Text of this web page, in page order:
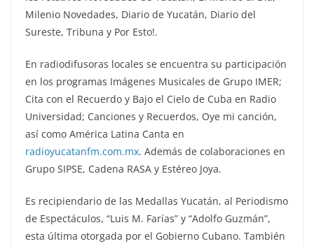
Milenio Novedades, Diario de Yucatán, Diario del
Sureste, Tribuna y Por Esto!.
En radiodifusoras locales se encuentra su participación
en los programas Imágenes Musicales de Grupo IMER;
Cita con el Recuerdo y Bajo el Cielo de Cuba en Radio
Universidad; Canciones y Recuerdos, Oye mi canción,
así como América Latina Canta en
radioyucatanfm.com.mx. Además de colaboraciones en
Grupo SIPSE, Cadena RASA y Estéreo Joya.
Es recipiendario de las Medallas Yucatán, al Periodismo
de Espectáculos, “Luis M. Farías” y “Adolfo Guzmán”,
esta última otorgada por el Gobierno Cubano. También